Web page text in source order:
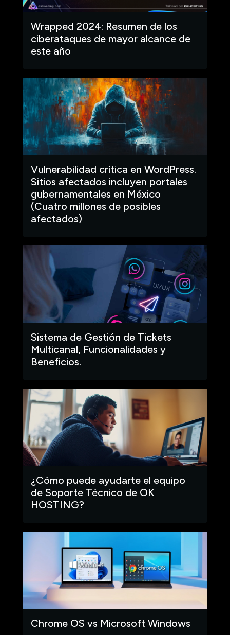
Wrapped 2024: Resumen de los
ciberataques de mayor alcance de
este año
Vulnerabilidad crítica en WordPress.
Sitios afectados incluyen portales
gubernamentales en México
(Cuatro millones de posibles
afectados)
Sistema de Gestión de Tickets
Multicanal, Funcionalidades y
Beneficios.
¿Cómo puede ayudarte el equipo
de Soporte Técnico de OK
HOSTING?
Chrome OS vs Microsoft Windows